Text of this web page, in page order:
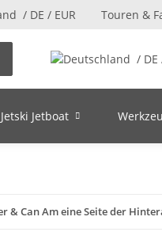
/ DE / EUR Touren &
/ DE
Jetboat
& Can Am eine Seite der